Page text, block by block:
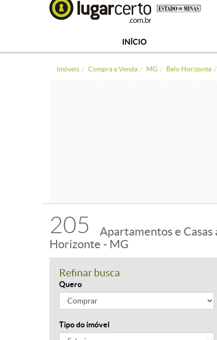
INÍCIO
Imóveis Compra e Venda MG Belo Horizonte
205
Apartamentos e
Horizonte - MG
Refinar busca
Quero
Tipo do imóvel